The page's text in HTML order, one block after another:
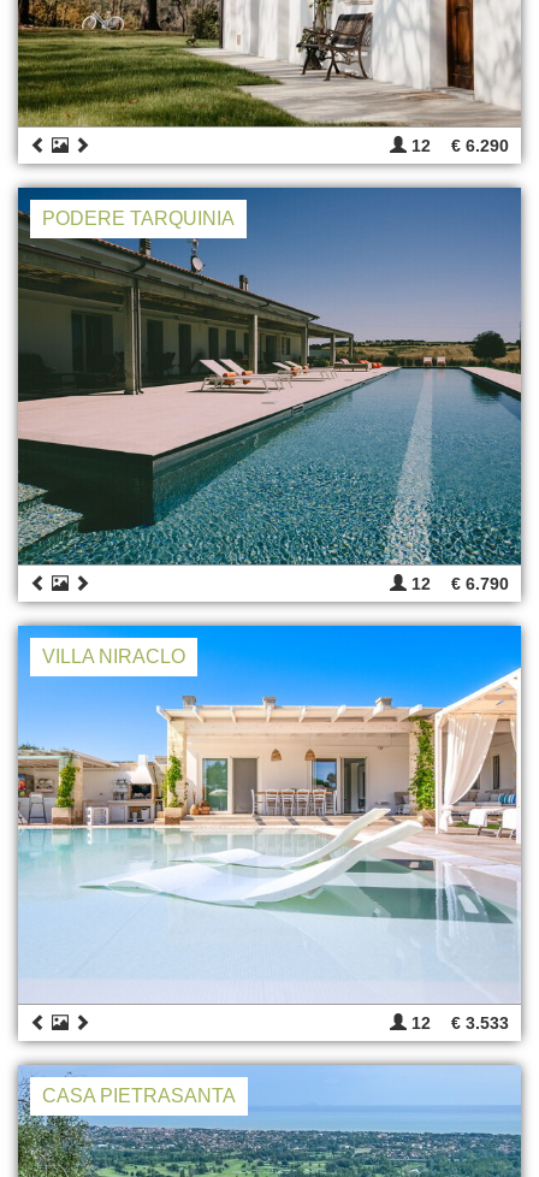
12 € 6.290
PODERE TARQUINIA
12 € 6.790
VILLA NIRACLO
12 € 3.533
CASA PIETRASANTA